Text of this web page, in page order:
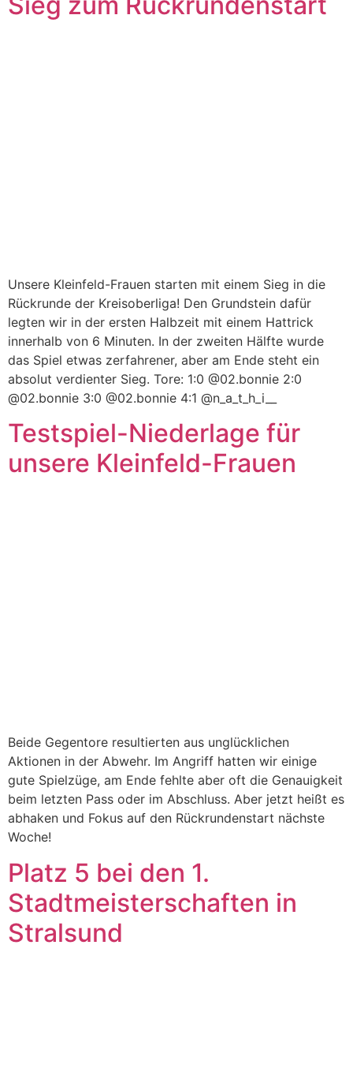
Unsere Kleinfeld-Frauen starten mit einem Sieg in die
Rückrunde der Kreisoberliga! Den Grundstein dafür
legten wir in der ersten Halbzeit mit einem Hattrick
innerhalb von 6 Minuten. In der zweiten Hälfte wurde
das Spiel etwas zerfahrener, aber am Ende steht ein
absolut verdienter Sieg. Tore: 1:0 @02.bonnie 2:0
@02.bonnie 3:0 @02.bonnie 4:1 @n_a_t_h_i__
Testspiel-Niederlage für
unsere Kleinfeld-Frauen
Beide Gegentore resultierten aus unglücklichen
Aktionen in der Abwehr. Im Angriff hatten wir einige
gute Spielzüge, am Ende fehlte aber oft die Genauigkeit
beim letzten Pass oder im Abschluss. Aber jetzt heißt es
abhaken und Fokus auf den Rückrundenstart nächste
Woche!
Platz 5 bei den 1.
Stadtmeisterschaften in
Stralsund